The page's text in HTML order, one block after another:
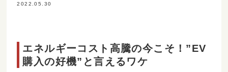
2022.05.30
エネルギーコスト高騰の今こそ！”EV
購入の好機”と言えるワケ